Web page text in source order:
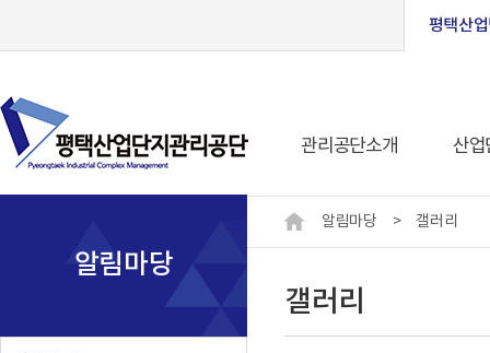
평택산
관리공단소개 산업
알림마당 > 갤러리
알림마당
갤러리